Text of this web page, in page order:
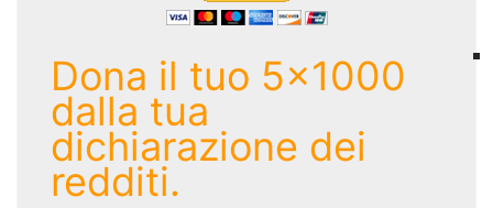
Dona il tuo 5x1000
dalla tua
dichiarazione dei
redditi.